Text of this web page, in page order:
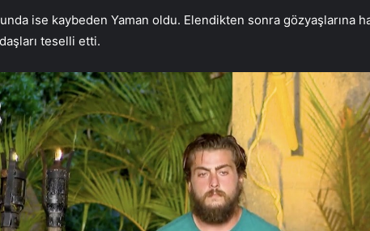
ise kaybeden Yaman oldu. Elendikten sonra gözyaşlarına
teselli etti.